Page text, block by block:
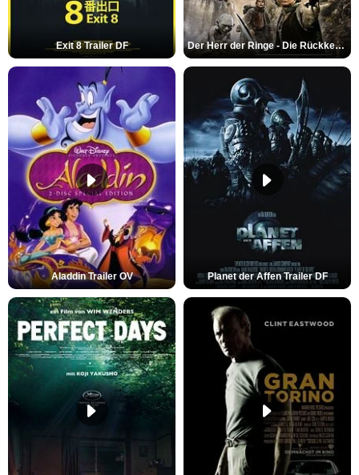
Exit 8 Trailer DF Der Herr der Ringe - Die Rückkehr des Königs Trailer OV
Aladdin Trailer OV Planet der Affen Trailer DF